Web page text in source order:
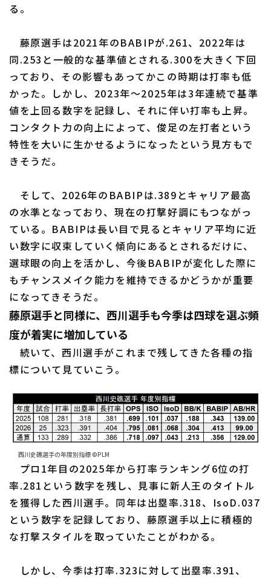
る。
藤原選手は2021年のBABIPが.261、2022年は
同.253と一般的な基準値とされる.300を大きく下回
っており、その影響もあってかこの時期は打率も低
かった。しかし、2023年〜2025年は3年連続で基準
値を上回る数字を記録し、それに伴い打率も上昇。
コンタクト力の向上によって、俊足の左打者という
特性を大いに生かせるようになったという見方もで
きそうだ。
そして、2026年のBABIPは.389とキャリア最高
の水準となっており、現在の打撃好調にもつながっ
ている。BABIPは長い目で見るとキャリア平均に近
い数字に収束していく傾向にあるとされるだけに、
選球眼の向上を活かし、今後BABIPが変化した際に
もチャンスメイク能力を維持できるかどうかが重要
になってきそうだ。
藤原選手と同様に、西川選手も今季は四球を選ぶ頻
度が着実に増加している
続いて、西川選手がこれまで残してきた各種の指
標について見ていこう。
西川史礁選手の年度別指標 ©PLM
プロ1年目の2025年から打率ランキング6位の打
率.281という数字を残し、見事に新人王のタイトル
を獲得した西川選手。同年は出塁率.318、IsoD.037
という数字を記録しており、藤原選手以上に積極的
な打撃スタイルを取っていたことがわかる。
しかし、今季は打率.323に対して出塁率.391、